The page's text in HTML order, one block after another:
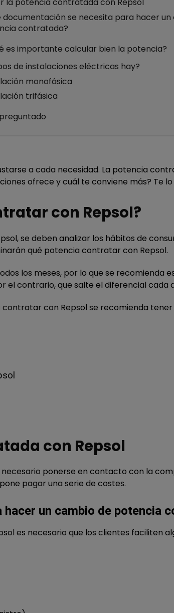
documentación se necesita para hacer un
contratada?
es importante calcular bien la potencia?
de instalaciones eléctricas hay?
monofásica
trifásica
a cada necesidad. La potencia
ofrece y cuál te conviene más? Te
con Repsol?
se deben analizar los hábitos de
qué potencia contratar con Repsol.
los meses, por lo que se
el contrario, que salte el diferencial cada
con Repsol se recomienda
con Repsol
ponerse en contacto con la
pagar una serie de costes.
un cambio de potencia
es necesario que los clientes faciliten